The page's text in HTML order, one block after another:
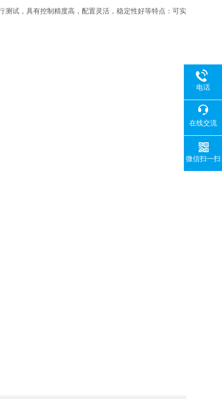
试，具有控制精度高，配置灵活，稳定性好等特点：可实
电话
在线交流
微信扫一扫